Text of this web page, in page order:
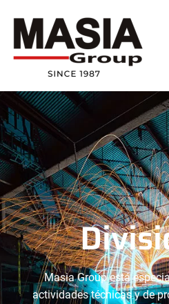
Masia Group está
actividades técnicas y de